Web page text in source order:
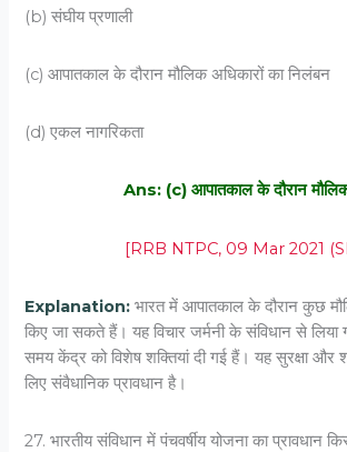
(b) संघीय प्रणाली
(c) आपातकाल के दौरान मौलिक अधिकारों का निलंबन
(d) एकल नागरिकता
Ans: (c) आपातकाल के दौरान
[RRB NTPC, 09 Mar 2021
Explanation:भारत में आपातकाल के दौरान कुछ
किए जा सकते हैं। यह विचार जर्मनी के संविधान से
समय केंद्र को विशेष शक्तियां दी गई हैं। यह सुरक्षा
लिए संवैधानिक प्रावधान है।
27. भारतीय संविधान में पंचवर्षीय योजना का प्रावधान